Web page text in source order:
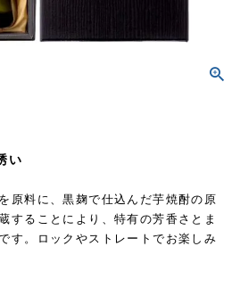
い
原料に、黒麹で仕込んだ芋焼酎の原
することにより、特有の芳香さとま
す。ロックやストレートでお楽しみ